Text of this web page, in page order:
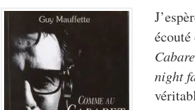
night